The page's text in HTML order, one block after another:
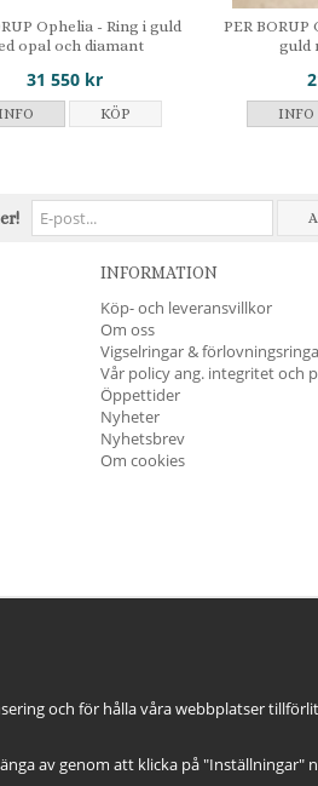
Ophelia - Ring i guld
opal och diamant
31 550 kr
INFO KÖP
PER
guld
INFO
INFORMATION
Köp- och leveransvillkor
Om oss
Vigselringar &
Vår policy ang. integritet och
Öppettider
Nyheter
Nyhetsbrev
Om cookies
och för hålla våra webbplatser
av genom att klicka på "Inställningar"